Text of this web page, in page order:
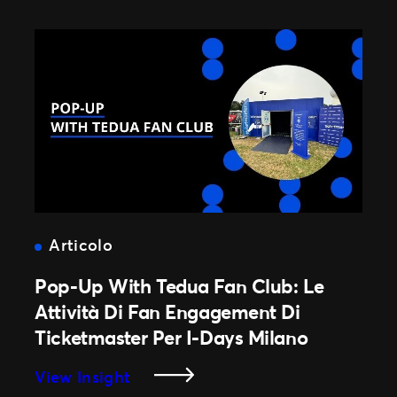
Articolo
Pop-Up With Tedua Fan Club: Le
Attività Di Fan Engagement Di
Ticketmaster Per I-Days Milano
View Insight